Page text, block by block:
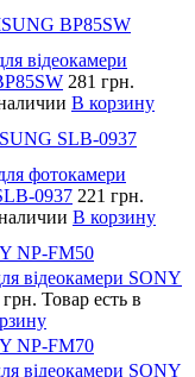
BP85SW
відеокамери
281 грн.
В корзину
SLB-0937
фотокамери
0937 221 грн.
В корзину
NP-FM50
відеокамери SONY
Товар есть в
NP-FM70
відеокамери SONY